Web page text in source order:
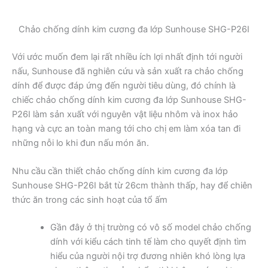
Chảo chống dính kim cương đa lớp Sunhouse SHG-P26I
Với ước muốn đem lại rất nhiều ích lợi nhất định tới người
nấu, Sunhouse đã nghiên cứu và sản xuất ra chảo chống
dính để được đáp ứng đến người tiêu dùng, đó chính là
chiếc chảo chống dính kim cương đa lớp Sunhouse SHG-
P26I làm sản xuất với nguyên vật liệu nhôm và inox hảo
hạng và cực an toàn mang tới cho chị em làm xóa tan đi
những nỗi lo khi đun nấu món ăn.
Nhu cầu cần thiết chảo chống dính kim cương đa lớp
Sunhouse SHG-P26I bắt từ 26cm thành thấp, hay để chiên
thức ăn trong các sinh hoạt của tổ ấm
Gần đây ở thị trường có vô số model chảo chống
dính với kiểu cách tinh tế làm cho quyết định tìm
hiểu của người nội trợ đương nhiên khó lòng lựa